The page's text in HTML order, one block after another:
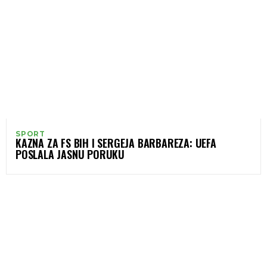
SPORT
KAZNA ZA FS BIH I SERGEJA BARBAREZA: UEFA
POSLALA JASNU PORUKU